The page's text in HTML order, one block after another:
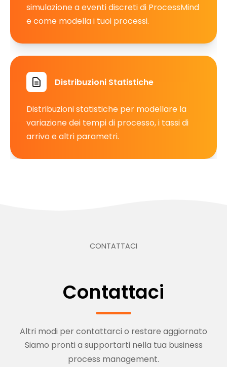
simulazione a eventi discreti di ProcessMind
e come modella i tuoi processi.
Distribuzioni Statistiche
Distribuzioni statistiche per modellare la
variazione dei tempi di processo, i tassi di
arrivo e altri parametri.
CONTATTACI
Contattaci
Altri modi per contattarci o restare aggiornato
Siamo pronti a supportarti nella tua business
process management.